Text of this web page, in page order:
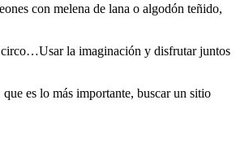
con melena de lana o algodón teñido,
circo…Usar la imaginación y disfrutar juntos
es lo más importante, buscar un sitio